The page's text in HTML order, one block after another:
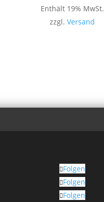
Enthält 19% MwSt.
zzgl. Versand
Folgen
Folgen
Folgen